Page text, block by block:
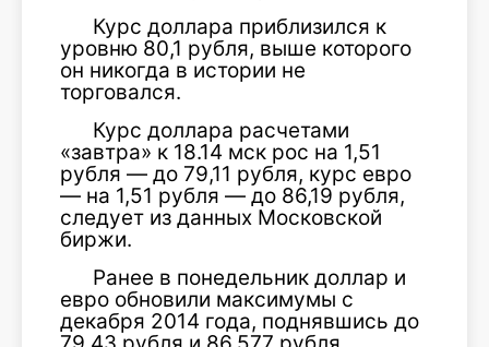
Курс доллара приблизился к
уровню 80,1 рубля, выше которого
он никогда в истории не
торговался.
Курс доллара расчетами
«завтра» к 18.14 мск рос на 1,51
рубля — до 79,11 рубля, курс евро
— на 1,51 рубля — до 86,19 рубля,
следует из данных Московской
биржи.
Ранее в понедельник доллар и
евро обновили максимумы с
декабря 2014 года, поднявшись до